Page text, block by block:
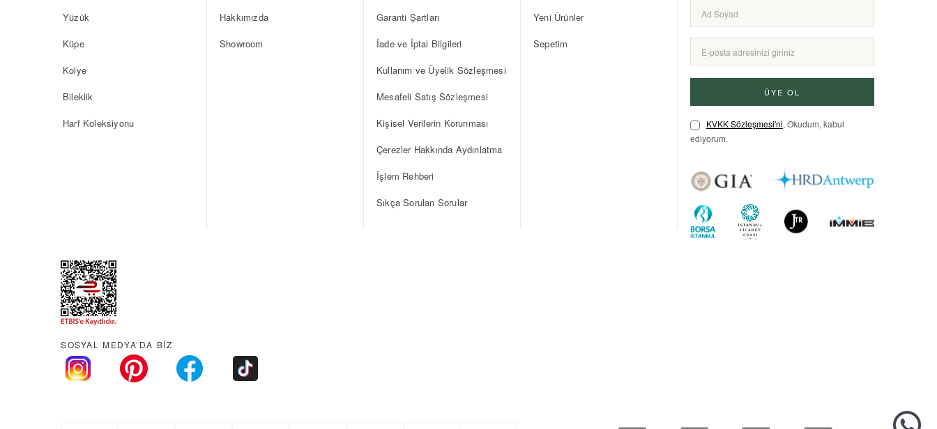
Yüzük
Küpe
Kolye
Bileklik
Harf Koleksiyonu
Hakkımızda
Showroom
Garanti Şartları
İade ve İptal Bilgileri
Kullanım ve Üyelik Sözleşmesi
Mesafeli Satış Sözleşmesi
Kişisel Verilerin Korunması
Çerezler Hakkında Aydınlatma
İşlem Rehberi
Sıkça Sorulan Sorular
Yeni Ürünler
Sepetim
ÜYE OL
KVKK Sözleşmesi'ni, Okudum, kabul
ediyorum.
SOSYAL MEDYA’DA BİZ